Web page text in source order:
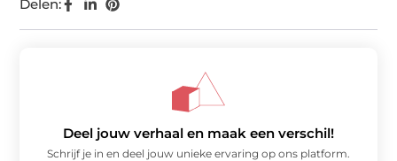
Delen:
Deel jouw verhaal en maak een verschil!
Schrijf je in en deel jouw unieke ervaring op ons platform.